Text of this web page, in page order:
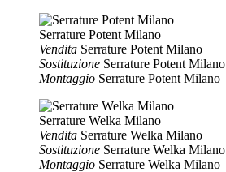
Serrature Potent Milano
Vendita Serrature Potent Milano
Sostituzione Serrature Potent Milano
Montaggio Serrature Potent Milano
Serrature Welka Milano
Vendita Serrature Welka Milano
Sostituzione Serrature Welka Milano
Montaggio Serrature Welka Milano